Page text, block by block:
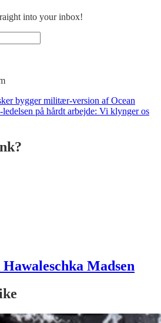
into your inbox!
bygger militær-version af Ocean
på hårdt arbejde: Vi klynger os
Madsen